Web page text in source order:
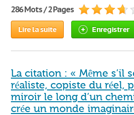
286 Mots / 2 Pages
Lire la suite Enregistrer
La citation : « Même s’il
réaliste, copiste du réel,
miroir le long d’un
crée un monde